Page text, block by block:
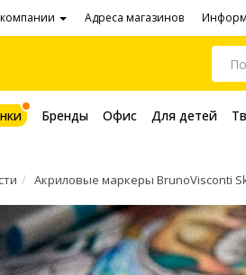
Адреса магазинов
Бренды Офис Для детей
Акриловые маркеры BrunoVisconti